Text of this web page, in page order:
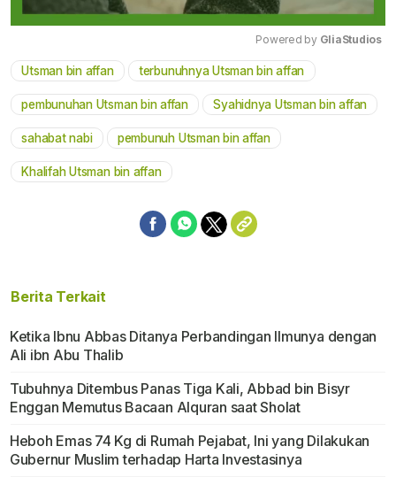
Powered by GliaStudios
Utsman bin affan terbunuhnya Utsman bin affan
pembunuhan Utsman bin affan Syahidnya Utsman bin affan
sahabat nabi pembunuh Utsman bin affan
Khalifah Utsman bin affan
Berita Terkait
Ketika Ibnu Abbas Ditanya Perbandingan Ilmunya dengan
Ali ibn Abu Thalib
Tubuhnya Ditembus Panas Tiga Kali, Abbad bin Bisyr
Enggan Memutus Bacaan Alquran saat Sholat
Heboh Emas 74 Kg di Rumah Pejabat, Ini yang Dilakukan
Gubernur Muslim terhadap Harta Investasinya